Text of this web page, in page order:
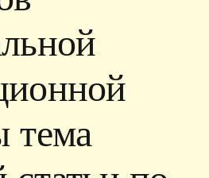
тема